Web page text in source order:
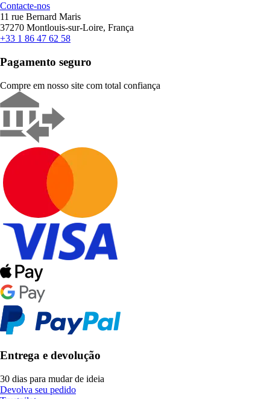
Contacte-nos
11 rue Bernard Maris
37270 Montlouis-sur-Loire, França
+33 1 86 47 62 58
Pagamento seguro
Compre em nosso site com total confiança
Entrega e devolução
30 dias para mudar de ideia
Devolva seu pedido